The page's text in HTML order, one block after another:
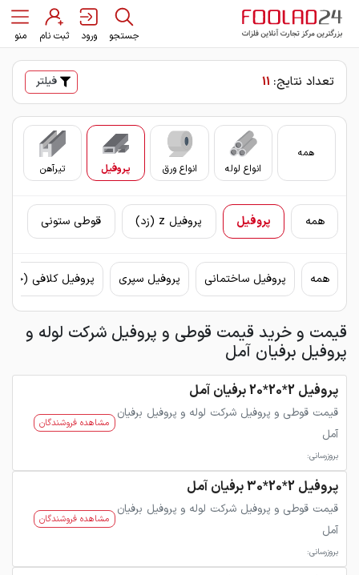
جستجو ورود ثبت نام منو
تعداد نتایج: 11 فیلتر
همه
انواع لوله
انواع ورق پروفیل تیرآهن
همه پروفیل پروفیل z (زد) قوطی ستونی
همه پروفیل ساختمانی پروفیل سپری پروفیل کلافی
قیمت و خرید قیمت قوطی و پروفیل شرکت لوله و
پروفیل برفیان آمل
پروفیل 2*20*20 برفیان آمل
قیمت قوطی و پروفیل شرکت لوله و پروفیل برفیان
آمل
بروزرسانی:
مشاهده فروشندگان
پروفیل 2*20*30 برفیان آمل
قیمت قوطی و پروفیل شرکت لوله و پروفیل برفیان
آمل
بروزرسانی:
مشاهده فروشندگان